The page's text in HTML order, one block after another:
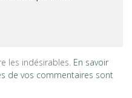
les indésirables. En savoir
de vos commentaires sont